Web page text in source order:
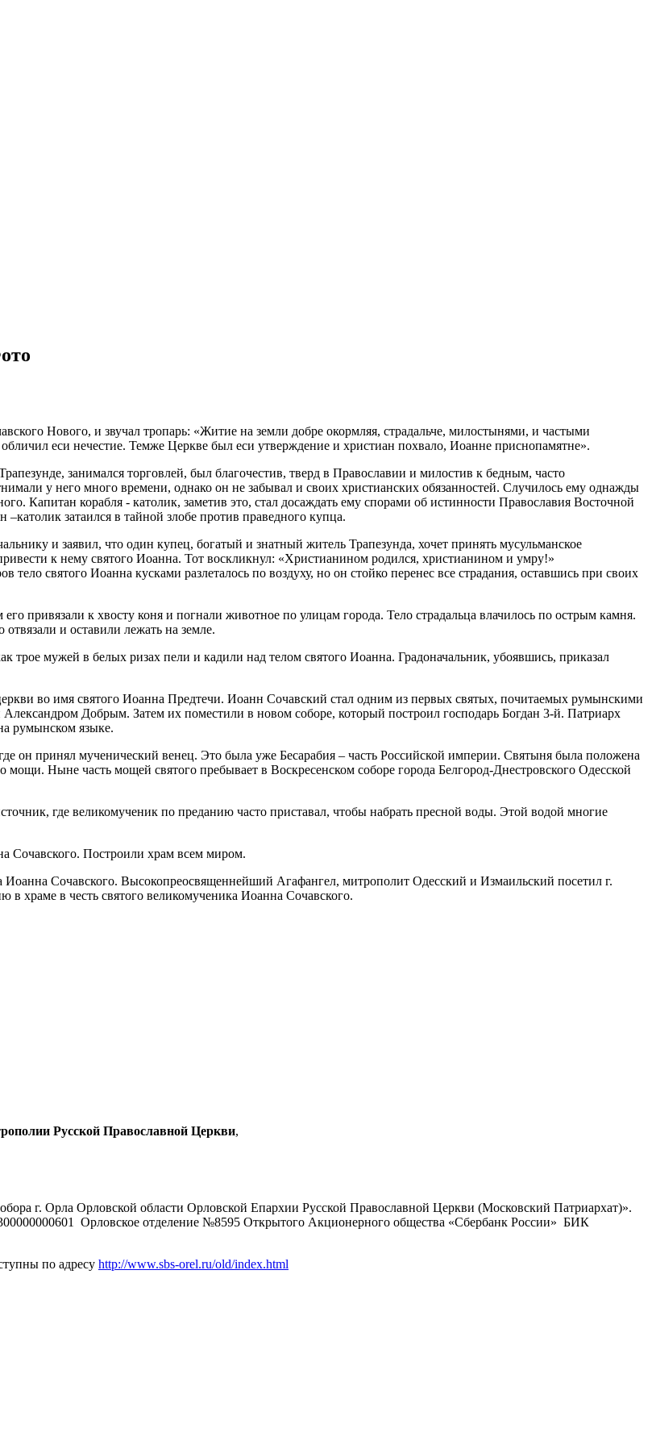
Нового, и звучал тропарь: «Житие на земли добре окормляя, страдальче, милостынями, и частыми
еси нечестие. Темже Церкве был еси утверждение и христиан похвало, Иоанне приснопамятне».
занимался торговлей, был благочестив, тверд в Православии и милостив к бедным, часто
у него много времени, однако он не забывал и своих христианских обязанностей. Случилось ему однажды
Капитан корабля - католик, заметив это, стал досаждать ему спорами об истинности Православия Восточной
затаился в тайной злобе против праведного купца.
и заявил, что один купец, богатый и знатный житель Трапезунда, хочет принять мусульманское
к нему святого Иоанна. Тот воскликнул: «Христианином родился, христианином и умру!»
тело святого Иоанна кусками разлеталось по воздуху, но он стойко перенес все страдания, оставшись при своих
привязали к хвосту коня и погнали животное по улицам города. Тело страдальца влачилось по острым камня.
и оставили лежать на земле.
трое мужей в белых ризах пели и кадили над телом святого Иоанна. Градоначальник, убоявшись, приказал
во имя святого Иоанна Предтечи. Иоанн Сочавский стал одним из первых святых, почитаемых румынскими
Добрым. Затем их поместили в новом соборе, который построил господарь Богдан 3-й. Патриарх
румынском языке.
он принял мученический венец. Это была уже Бесарабия – часть Российской империи. Святыня была положена
мощи. Ныне часть мощей святого пребывает в Воскресенском соборе города Белгород-Днестровского Одесской
где великомученик по преданию часто приставал, чтобы набрать пресной воды. Этой водой многие
Сочавского. Построили храм всем миром.
Сочавского. Высокопреосвященнейший Агафангел, митрополит Одесский и Измаильский посетил г.
храме в честь святого великомученика Иоанна Сочавского.
Русской Православной Церкви,
г. Орла Орловской области Орловской Епархии Русской Православной Церкви (Московский Патриархат)».
Орловское отделение №8595 Открытого Акционерного общества «Сбербанк России» БИК
по адресу http://www.sbs-orel.ru/old/index.html